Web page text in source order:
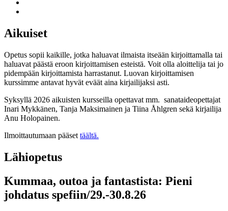
Aikuiset
Opetus sopii kaikille, jotka haluavat ilmaista itseään kirjoittamalla tai
haluavat päästä eroon kirjoittamisen esteistä. Voit olla aloittelija tai jo
pidempään kirjoittamista harrastanut. Luovan kirjoittamisen
kurssimme antavat hyvät eväät aina kirjailijaksi asti.
Syksyllä 2026 aikuisten kursseilla opettavat mm. sanataideopettajat
Inari Mykkänen, Tanja Maksimainen ja Tiina Åhlgren sekä kirjailija
Anu Holopainen.
Ilmoittautumaan pääset täältä.
Lähiopetus
Kummaa, outoa ja fantastista: Pieni
johdatus spefiin/29.-30.8.26